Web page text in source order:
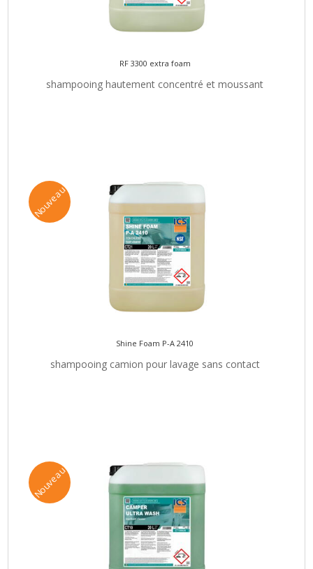
RF 3300 extra foam
shampooing hautement concentré et moussant
Nouveau
Shine Foam P-A 2410
shampooing camion pour lavage sans contact
Nouveau